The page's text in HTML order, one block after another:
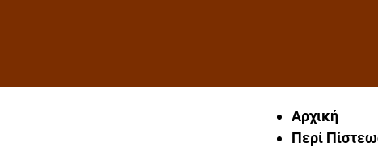
Αρχική
Περί